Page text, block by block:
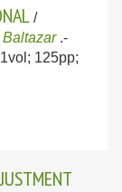
/
.-
125pp;